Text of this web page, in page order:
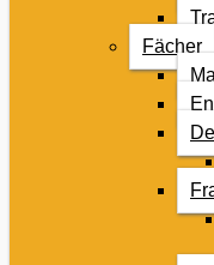
Fächer